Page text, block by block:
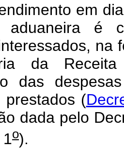
em
é
na
da
das
prestados (
dada pelo
o).